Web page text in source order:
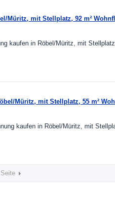
Müritz, mit Stellplatz, 92 m²
kaufen in Röbel/Müritz, mit
Müritz, mit Stellplatz, 55 m²
kaufen in Röbel/Müritz, mit